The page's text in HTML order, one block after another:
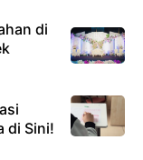
di
di Sini!